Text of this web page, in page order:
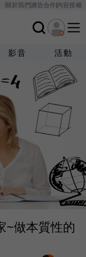
關於我們廣告合作內容授權
影音 活動
~做本質性的